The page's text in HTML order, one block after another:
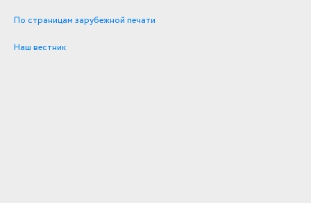
По страницам зарубежной печати
Наш вестник